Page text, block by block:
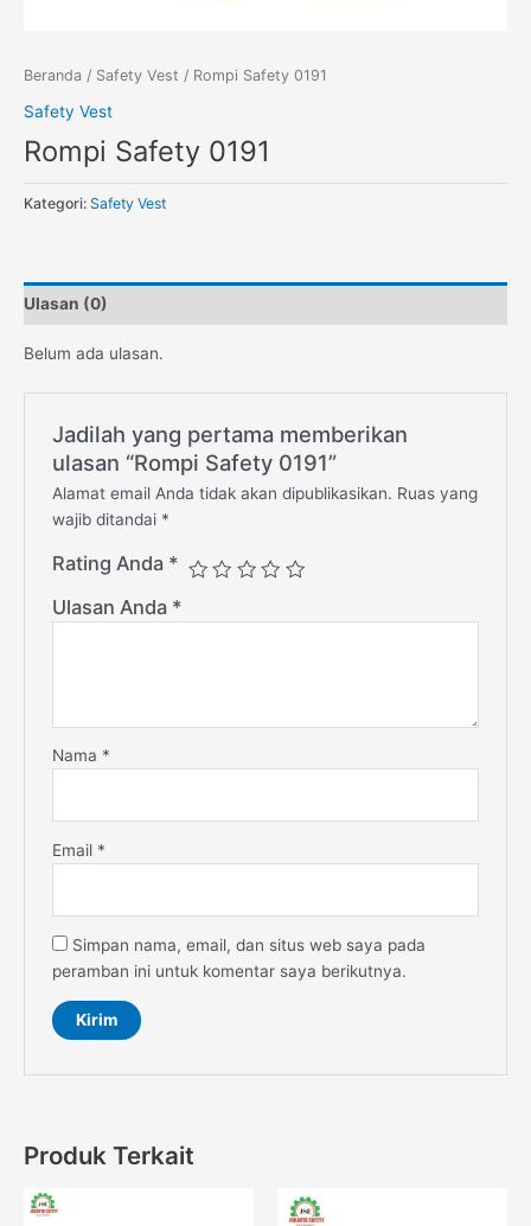
Beranda / Safety Vest / Rompi Safety 0191
Safety Vest
Rompi Safety 0191
Kategori: Safety Vest
Ulasan (0)
Belum ada ulasan.
Jadilah yang pertama memberikan
ulasan “Rompi Safety 0191”
Alamat email Anda tidak akan dipublikasikan. Ruas yang
wajib ditandai *
Rating Anda *
Ulasan Anda *
Nama *
Email *
Simpan nama, email, dan situs web saya pada
peramban ini untuk komentar saya berikutnya.
Produk Terkait